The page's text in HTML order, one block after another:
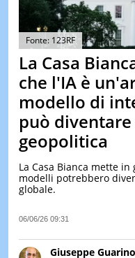
Fonte: 123RF
La Casa
che l'IA è
modello di
può
geopolitica
La Casa Bianca mette
modelli potrebbero
globale.
06/06/26 09:31
Giuseppe Guarino